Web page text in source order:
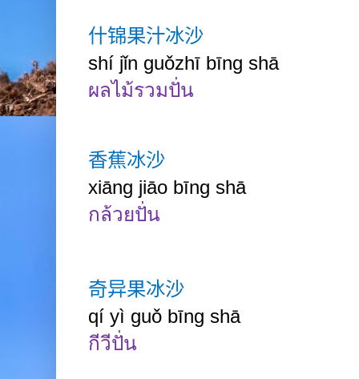
什锦果汁冰沙
shí jǐn guǒzhī bīng shā
ผลไม้รวมปั่น
香蕉冰沙
xiāng jiāo bīng shā
กล้วยปั่น
奇异果冰沙
qí yì guǒ bīng shā
กีวีปั่น